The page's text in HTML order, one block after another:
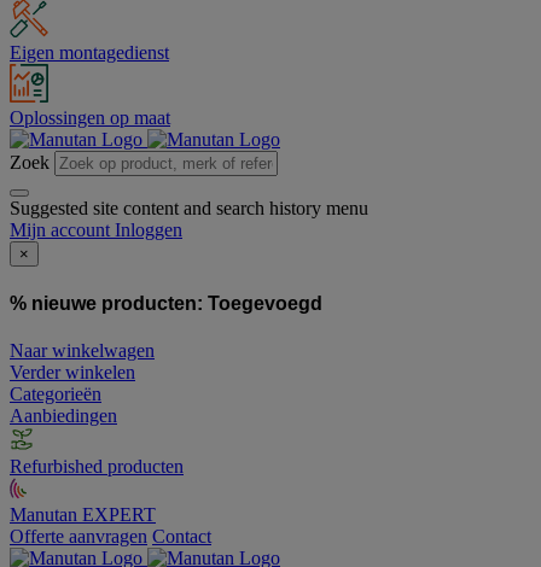
Eigen montagedienst
Oplossingen op maat
Zoek
Suggested site content and search history menu
Mijn account Inloggen
×
% nieuwe producten: Toegevoegd
Naar winkelwagen
Verder winkelen
Categorieën
Aanbiedingen
Refurbished producten
Manutan EXPERT
Offerte aanvragen Contact